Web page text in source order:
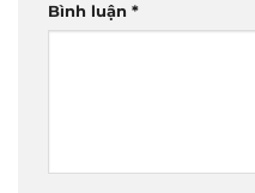
Bình luận *